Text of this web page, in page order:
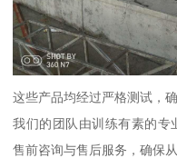
这些产品均经过严格测试，
我们的团队由训练有素的专
售前咨询与售后服务，确保